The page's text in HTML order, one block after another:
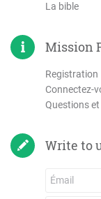
La bible
Mission
Registration
Connectez-
Questions
Write to